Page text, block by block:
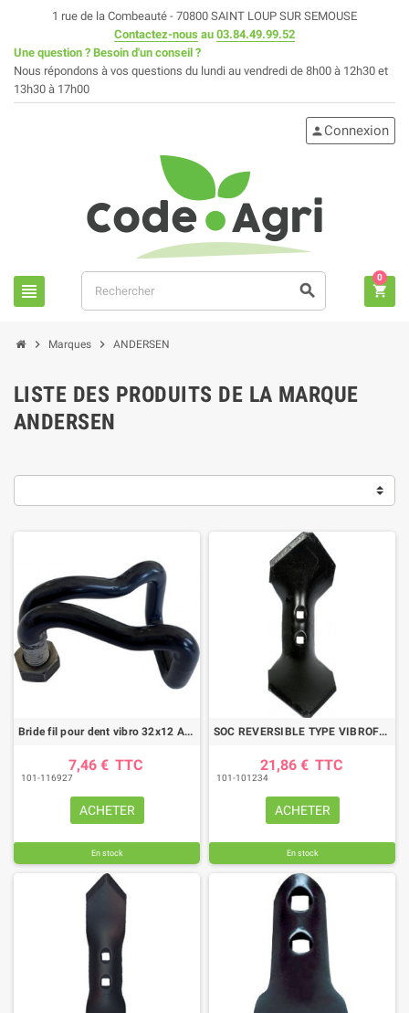
1 rue de la Combeauté - 70800 SAINT LOUP SUR SEMOUSE
Contactez-nous au 03.84.49.99.52
Une question ? Besoin d'un conseil ?
Nous répondons à vos questions du lundi au vendredi de 8h00 à 12h30 et
13h30 à 17h00
view_headline search
person Connexion
shopping_cart
0
chevron_right Marques chevron_right ANDERSEN
LISTE DES PRODUITS DE LA MARQUE
ANDERSEN
Bride fil pour dent vibro 32x12 Andersen
7,46 € TTC
101-116927
ACHETER
En stock
SOC REVERSIBLE TYPE VIBROFLEX 110X10X300 AD. KONGSKILDE
21,86 € TTC
101-101234
ACHETER
En stock